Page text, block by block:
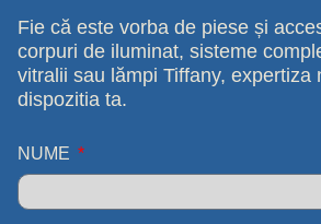
Fie că este vorba de piese și
corpuri de iluminat, sisteme
vitralii sau lămpi Tiffany, expertiza
dispozitia ta.
NUME